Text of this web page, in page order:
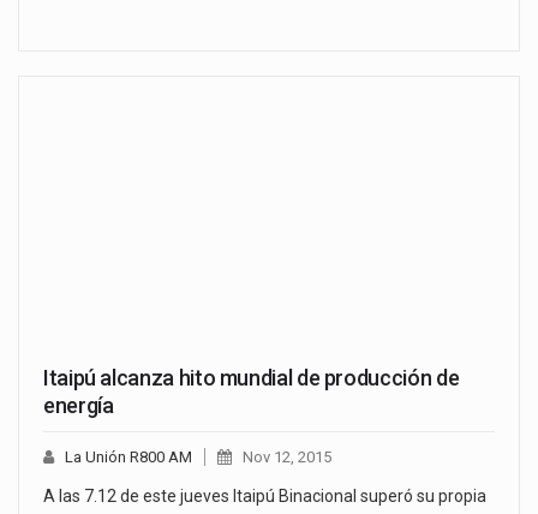
Itaipú alcanza hito mundial de producción de
energía
La Unión R800 AM Nov 12, 2015
A las 7.12 de este jueves Itaipú Binacional superó su propia